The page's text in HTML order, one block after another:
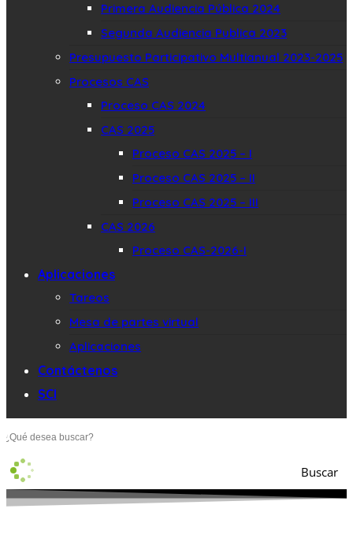
Primera Audiencia Pública 2024
Segunda Audiencia Publica 2023
Presupuesto Participativo Multianual 2023-2025
Procesos CAS
Proceso CAS 2024
CAS 2025
Proceso CAS 2025 – I
Proceso CAS 2025 – II
Proceso CAS 2025 – III
CAS 2026
Proceso CAS-2026-I
Aplicaciones
Tareos
Mesa de partes virtual
Aplicaciones
Contáctenos
SCI
Buscar